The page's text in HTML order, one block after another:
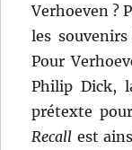
Verhoeven ?
les
Pour
Philip Dick,
prétexte
Recall est